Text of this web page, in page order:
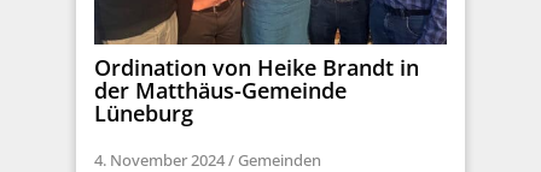
Ordination von Heike Brandt in
der Matthäus-Gemeinde
Lüneburg
4. November 2024/ Gemeinden